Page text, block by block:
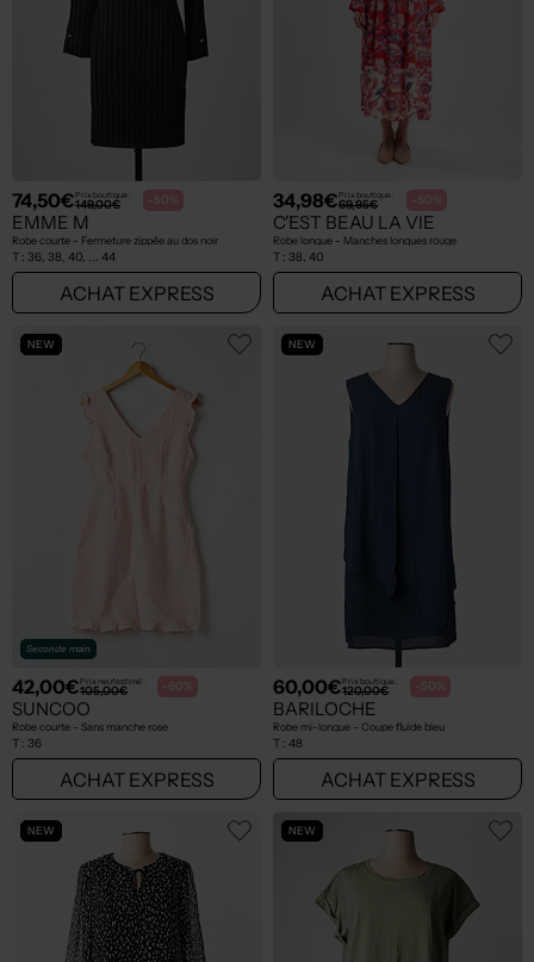
74,50€Prix boutique :
149,00€ -50%
EMME M
Robe courte - Fermeture zippée au dos noir
T : 36, 38, 40, ... 44
ACHAT EXPRESS
34,98€Prix boutique :
69,95€ -50%
C'EST BEAU LA VIE
Robe longue - Manches longues rouge
T : 38, 40
ACHAT EXPRESS
NEW
Seconde main
42,00€Prix neuf estimé :
105,00€ -60%
SUNCOO
Robe courte - Sans manche rose
T : 36
ACHAT EXPRESS
NEW
60,00€Prix boutique :
120,00€ -50%
BARILOCHE
Robe mi-longue - Coupe fluide bleu
T : 48
ACHAT EXPRESS
NEW NEW